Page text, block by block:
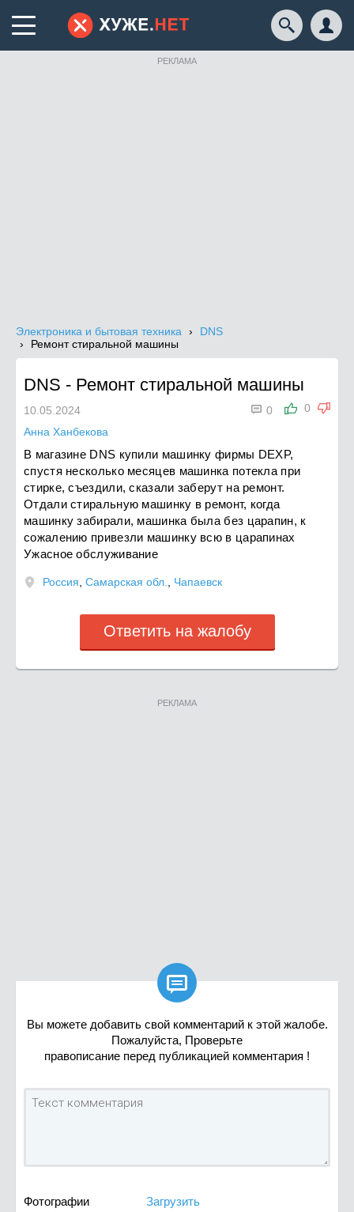
РЕКЛАМА
Электроника и бытовая техника
DNS
Ремонт стиральной машины
DNS - Ремонт стиральной машины
0
 0
10.05.2024
Анна Ханбекова
В магазине DNS купили машинку фирмы DEXP,
спустя несколько месяцев машинка потекла при
стирке, съездили, сказали заберут на ремонт.
Отдали стиральную машинку в ремонт, когда
машинку забирали, машинка была без царапин, к
сожалению привезли машинку всю в царапинах
Ужасное обслуживание
Россия Самарская обл. Чапаевск
Ответить на жалобу
РЕКЛАМА

Вы можете добавить свой комментарий к этой жалобе.
Пожалуйста, Проверьте
правописание перед публикацией комментария !
Фотографии Загрузить